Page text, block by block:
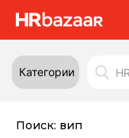
Категории
Поиск: вип